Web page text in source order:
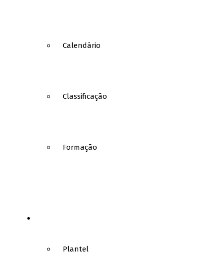
Calendário
Classificação
Formação
Plantel